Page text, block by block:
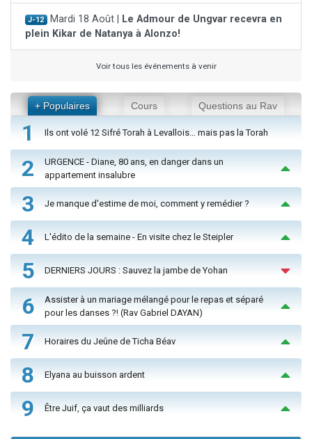
J-12 Mardi 18 Août |
Le Admour de Ungvar recevra en
plein Kikar de Natanya à Alonzo!
Voir tous les événements à venir
+ Populaires Cours Questions au Rav
1 Ils ont volé 12 Sifré Torah à Levallois… mais pas la Torah
2
URGENCE - Diane, 80 ans, en danger dans un
appartement insalubre
3 Je manque d'estime de moi, comment y remédier ?
4 L'édito de la semaine - En visite chez le Steipler
5 DERNIERS JOURS : Sauvez la jambe de Yohan
6
Assister à un mariage mélangé pour le repas et séparé
pour les danses ?! (Rav Gabriel DAYAN)
7 Horaires du Jeûne de Ticha Béav
8 Elyana au buisson ardent
9 Être Juif, ça vaut des milliards